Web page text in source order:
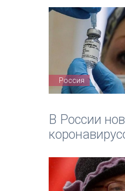
Россия
В России